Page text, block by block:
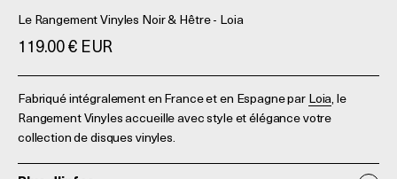
Le Rangement Vinyles Noir & Hêtre - Loia
Prix de vente
119.00 € EUR
Fabriqué intégralement en France et en Espagne par Loia, le
Rangement Vinyles accueille avec style et élégance votre
collection de disques vinyles.